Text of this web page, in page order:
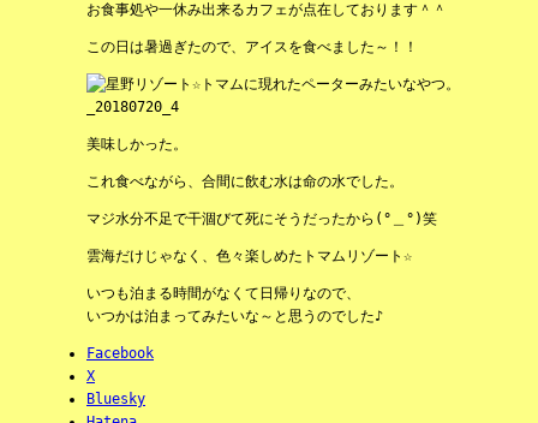
お食事処や一休み出来るカフェが点在しております＾＾
この日は暑過ぎたので、アイスを食べました～！！
美味しかった。
これ食べながら、合間に飲む水は命の水でした。
マジ水分不足で干涸びて死にそうだったから(°＿°)笑
雲海だけじゃなく、色々楽しめたトマムリゾート☆
いつも泊まる時間がなくて日帰りなので、
いつかは泊まってみたいな～と思うのでした♪
Facebook
X
Bluesky